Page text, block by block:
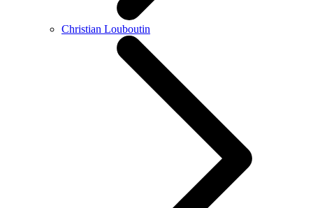
Christian Louboutin